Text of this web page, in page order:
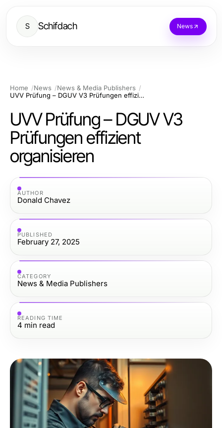
S Schifdach News
Home News
News & Media Publishers
UVV Prüfung – DGUV V3 Prüfungen effizient organisieren
UVV Prüfung – DGUV V3
Prüfungen effizient
organisieren
AUTHOR
Donald Chavez
PUBLISHED
February 27, 2025
CATEGORY
News & Media Publishers
READING TIME
4 min read